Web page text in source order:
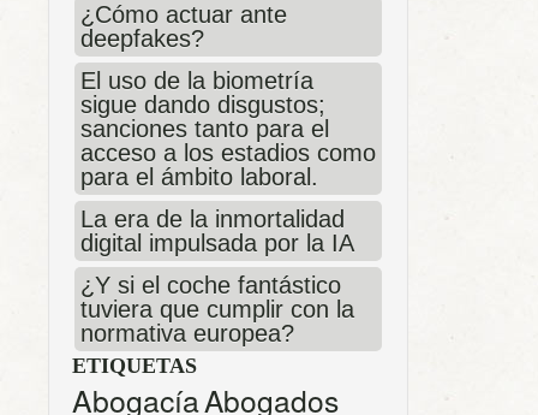
¿Cómo actuar ante
deepfakes?
El uso de la biometría
sigue dando disgustos;
sanciones tanto para el
acceso a los estadios como
para el ámbito laboral.
La era de la inmortalidad
digital impulsada por la IA
¿Y si el coche fantástico
tuviera que cumplir con la
normativa europea?
ETIQUETAS
AbogacíaAbogados